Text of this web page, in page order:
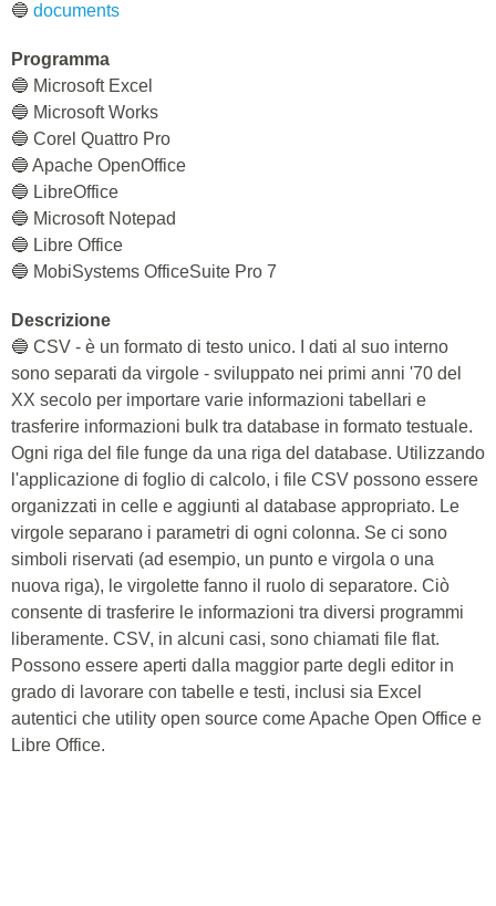
🔵 documents
Programma
🔵 Microsoft Excel
🔵 Microsoft Works
🔵 Corel Quattro Pro
🔵 Apache OpenOffice
🔵 LibreOffice
🔵 Microsoft Notepad
🔵 Libre Office
🔵 MobiSystems OfficeSuite Pro 7
Descrizione
🔵 CSV - è un formato di testo unico. I dati al suo interno
sono separati da virgole - sviluppato nei primi anni '70 del
XX secolo per importare varie informazioni tabellari e
trasferire informazioni bulk tra database in formato testuale.
Ogni riga del file funge da una riga del database. Utilizzando
l'applicazione di foglio di calcolo, i file CSV possono essere
organizzati in celle e aggiunti al database appropriato. Le
virgole separano i parametri di ogni colonna. Se ci sono
simboli riservati (ad esempio, un punto e virgola o una
nuova riga), le virgolette fanno il ruolo di separatore. Ciò
consente di trasferire le informazioni tra diversi programmi
liberamente. CSV, in alcuni casi, sono chiamati file flat.
Possono essere aperti dalla maggior parte degli editor in
grado di lavorare con tabelle e testi, inclusi sia Excel
autentici che utility open source come Apache Open Office e
Libre Office.